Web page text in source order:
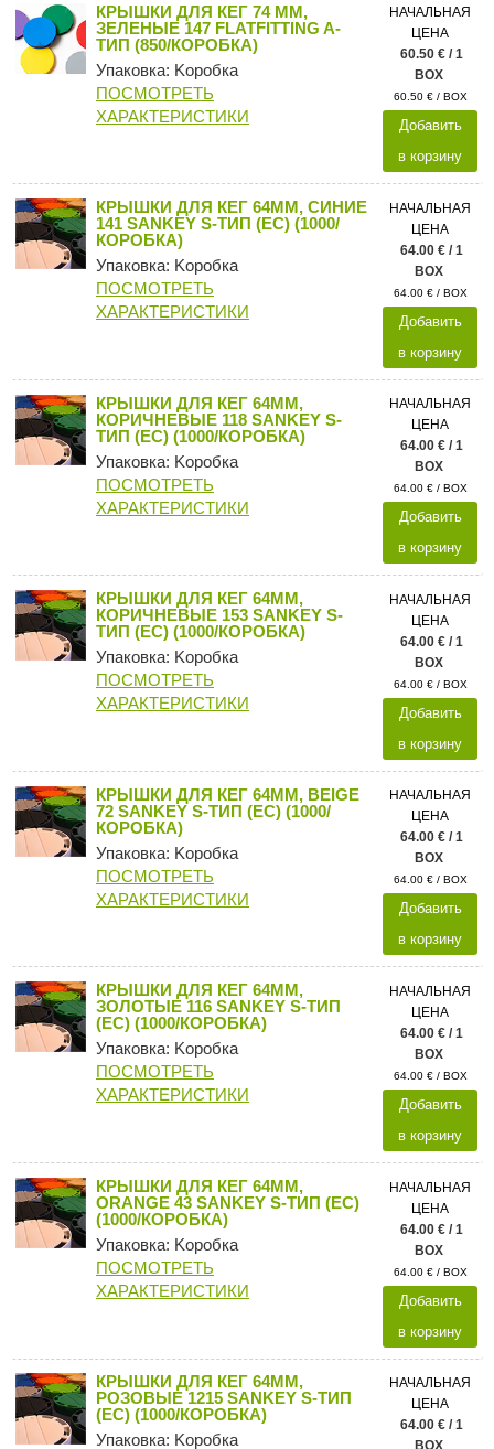
КРЫШКИ ДЛЯ КЕГ 74 ММ,
ЗЕЛЕНЫЕ 147 FLATFITTING A-
ТИП (850/КОРОБКА)
Упаковка: Kоробка
ПОСМОТРЕТЬ
ХАРАКТЕРИСТИКИ
НАЧАЛЬНАЯ
ЦЕНА
60.50 € / 1
BOX
60.50 € / BOX
Добавить
в корзину
КРЫШКИ ДЛЯ КЕГ 64ММ, СИНИЕ
141 SANKEY S-ТИП (ЕС) (1000/
КОРОБКА)
Упаковка: Kоробка
ПОСМОТРЕТЬ
ХАРАКТЕРИСТИКИ
НАЧАЛЬНАЯ
ЦЕНА
64.00 € / 1
BOX
64.00 € / BOX
Добавить
в корзину
КРЫШКИ ДЛЯ КЕГ 64ММ,
КОРИЧНЕВЫЕ 118 SANKEY S-
ТИП (ЕС) (1000/КОРОБКА)
Упаковка: Kоробка
ПОСМОТРЕТЬ
ХАРАКТЕРИСТИКИ
НАЧАЛЬНАЯ
ЦЕНА
64.00 € / 1
BOX
64.00 € / BOX
Добавить
в корзину
КРЫШКИ ДЛЯ КЕГ 64ММ,
КОРИЧНЕВЫЕ 153 SANKEY S-
ТИП (ЕС) (1000/КОРОБКА)
Упаковка: Kоробка
ПОСМОТРЕТЬ
ХАРАКТЕРИСТИКИ
НАЧАЛЬНАЯ
ЦЕНА
64.00 € / 1
BOX
64.00 € / BOX
Добавить
в корзину
КРЫШКИ ДЛЯ КЕГ 64ММ, BEIGE
72 SANKEY S-ТИП (ЕС) (1000/
КОРОБКА)
Упаковка: Kоробка
ПОСМОТРЕТЬ
ХАРАКТЕРИСТИКИ
НАЧАЛЬНАЯ
ЦЕНА
64.00 € / 1
BOX
64.00 € / BOX
Добавить
в корзину
КРЫШКИ ДЛЯ КЕГ 64ММ,
ЗОЛОТЫЕ 116 SANKEY S-ТИП
(ЕС) (1000/КОРОБКА)
Упаковка: Kоробка
ПОСМОТРЕТЬ
ХАРАКТЕРИСТИКИ
НАЧАЛЬНАЯ
ЦЕНА
64.00 € / 1
BOX
64.00 € / BOX
Добавить
в корзину
КРЫШКИ ДЛЯ КЕГ 64ММ,
ORANGE 43 SANKEY S-ТИП (ЕС)
(1000/КОРОБКА)
Упаковка: Kоробка
ПОСМОТРЕТЬ
ХАРАКТЕРИСТИКИ
НАЧАЛЬНАЯ
ЦЕНА
64.00 € / 1
BOX
64.00 € / BOX
Добавить
в корзину
КРЫШКИ ДЛЯ КЕГ 64ММ,
РОЗОВЫЕ 1215 SANKEY S-ТИП
(ЕС) (1000/КОРОБКА)
Упаковка: Kоробка
НАЧАЛЬНАЯ
ЦЕНА
64.00 € / 1
BOX